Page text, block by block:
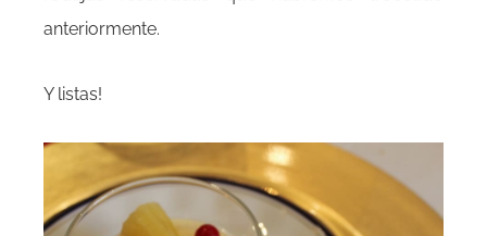
anteriormente.
Y listas!